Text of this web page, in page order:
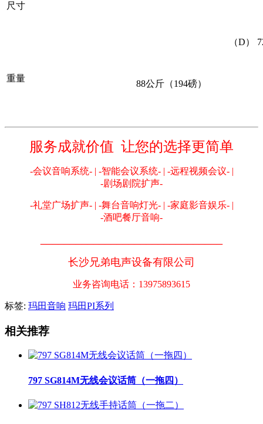
尺寸
（D）
重量
88公斤（194磅）
服务成就价值 让您的选择更简单
-会议音响系统- | -智能会议系统- | -远程视频会议- |
-剧场剧院扩声-
-礼堂广场扩声- | -舞台音响灯光- | -家庭影音娱乐- |
-酒吧餐厅音响-
长沙兄弟电声设备有限公司
业务咨询电话：13975893615
标签: 玛田音响 玛田PI系列
相关推荐
797 SG814M无线会议话筒（一拖四）